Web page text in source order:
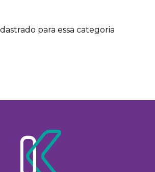
para essa categoria